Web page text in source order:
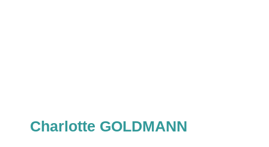
Charlotte GOLDMANN